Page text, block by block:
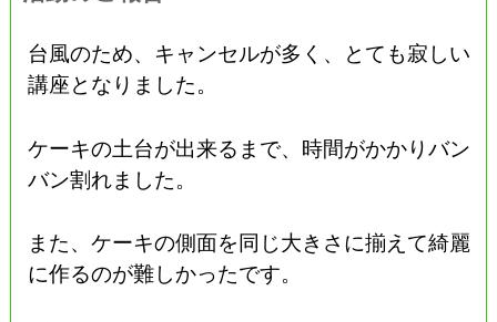
台風のため、キャンセルが多く、とても寂しい
講座となりました。
ケーキの土台が出来るまで、時間がかかりバン
バン割れました。
また、ケーキの側面を同じ大きさに揃えて綺麗
に作るのが難しかったです。